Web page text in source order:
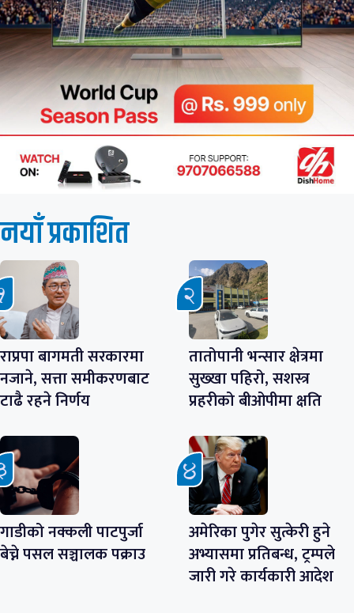
नयाँ प्रकाशित
राप्रपा बागमती सरकारमा
नजाने, सत्ता समीकरणबाट
टाढै रहने निर्णय
तातोपानी भन्सार क्षेत्रमा
सुख्खा पहिरो, सशस्त्र
प्रहरीको बीओपीमा क्षति
गाडीको नक्कली पाटपुर्जा
बेच्ने पसल सञ्चालक पक्राउ
अमेरिका पुगेर सुत्केरी हुने
अभ्यासमा प्रतिबन्ध, ट्रम्पले
जारी गरे कार्यकारी आदेश